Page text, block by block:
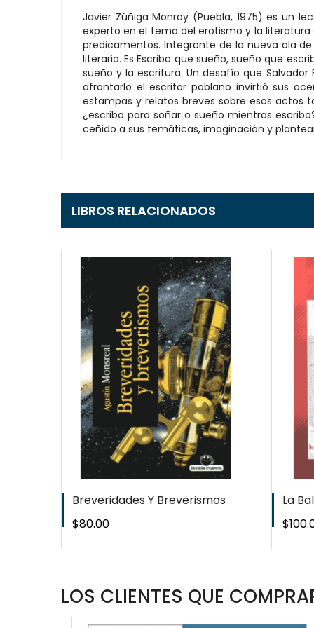
Javier Zúñiga Monroy (Puebla, 1975) es un
experto en el tema del erotismo y la literatura
predicamentos. Integrante de la nueva ola
literaria. Es Escribo que sueño, sueño que
sueño y la escritura. Un desafío que
afrontarlo el escritor poblano invirtió sus
estampas y relatos breves sobre esos actos
¿escribo para soñar o sueño mientras
ceñido a sus temáticas, imaginación y
LIBROS RELACIONADOS
Breveridades Y Breverismos
Precio
$80.00
QUICKVIEW
WISHLIST
La
LOS CLIENTES QUE